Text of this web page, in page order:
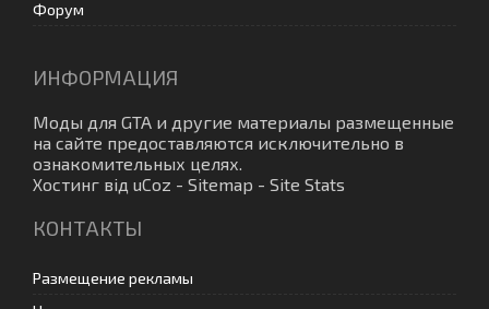
Форум
ИНФОРМАЦИЯ
Моды для GTA и другие материалы размещенные
на сайте предоставляются исключительно в
ознакомительных целях.
Хостинг від uCoz - Sitemap - Site Stats
КОНТАКТЫ
Размещение рекламы